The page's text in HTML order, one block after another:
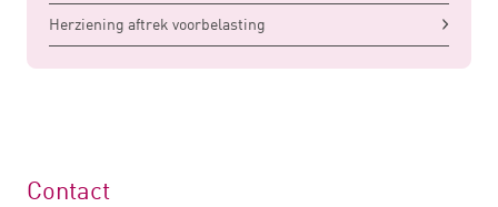
Herziening aftrek voorbelasting
Contact